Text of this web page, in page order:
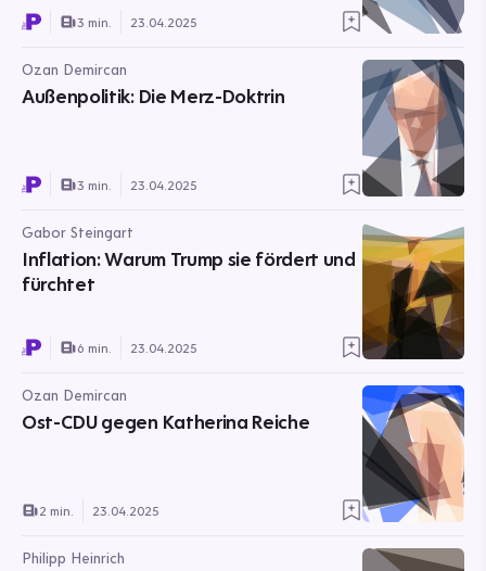
3 min. 23.04.2025
Ozan Demircan
Außenpolitik: Die Merz-Doktrin
3 min. 23.04.2025
Gabor Steingart
Inflation: Warum Trump sie fördert und
fürchtet
6 min. 23.04.2025
Ozan Demircan
Ost-CDU gegen Katherina Reiche
2 min. 23.04.2025
Philipp Heinrich